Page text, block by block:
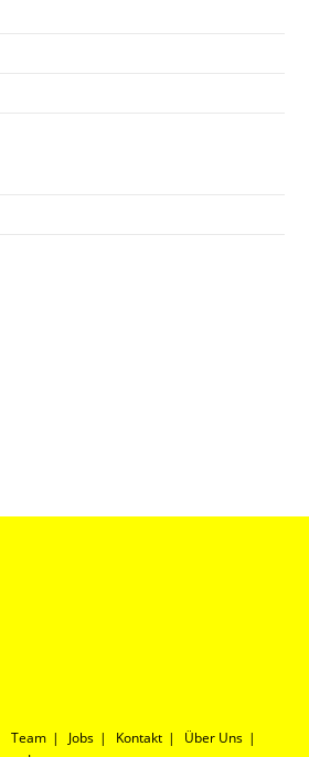
Team Jobs Kontakt
Über Uns